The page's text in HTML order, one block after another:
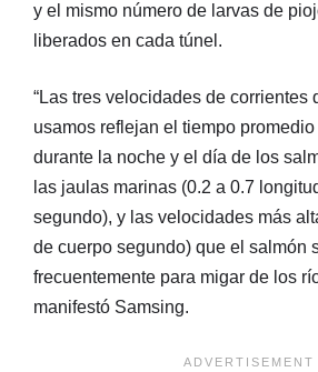
y el mismo número de larvas de
liberados en cada túnel.
“Las tres velocidades de corrientes
usamos reflejan el tiempo
durante la noche y el día de los
las jaulas marinas (0.2 a 0.7
segundo), y las velocidades más
de cuerpo segundo) que el salmón
frecuentemente para migar de los
manifestó Samsing.